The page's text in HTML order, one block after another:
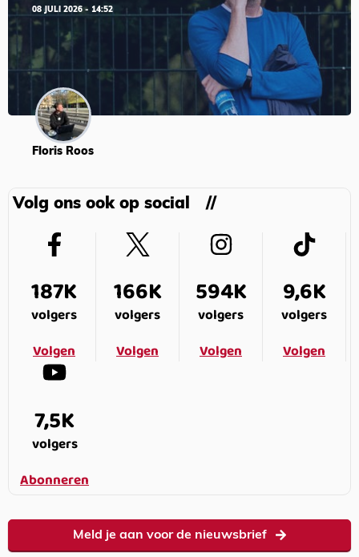
08 JULI 2026 - 14:52
Floris Roos
Volg ons ook op social
187K
volgers
Volgen
166K
volgers
Volgen
594K
volgers
Volgen
9,6K
volgers
Volgen
7,5K
volgers
Abonneren
Meld je aan voor de nieuwsbrief